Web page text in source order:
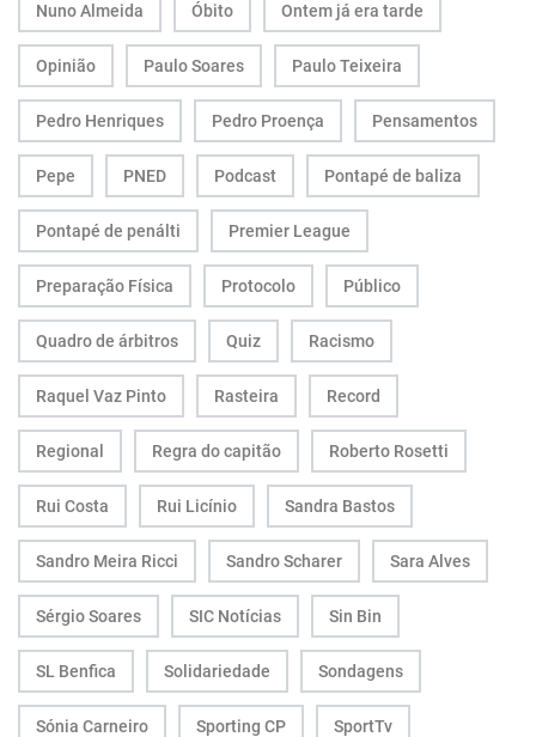
Nuno Almeida Óbito Ontem já era tarde
Opinião Paulo Soares Paulo Teixeira
Pedro Henriques Pedro Proença Pensamentos
Pepe PNED Podcast Pontapé de baliza
Pontapé de penálti Premier League
Preparação Física Protocolo Público
Quadro de árbitros Quiz Racismo
Raquel Vaz Pinto Rasteira Record
Regional Regra do capitão Roberto Rosetti
Rui Costa Rui Licínio Sandra Bastos
Sandro Meira Ricci Sandro Scharer Sara Alves
Sérgio Soares SIC Notícias Sin Bin
SL Benfica Solidariedade Sondagens
Sónia Carneiro Sporting CP SportTv